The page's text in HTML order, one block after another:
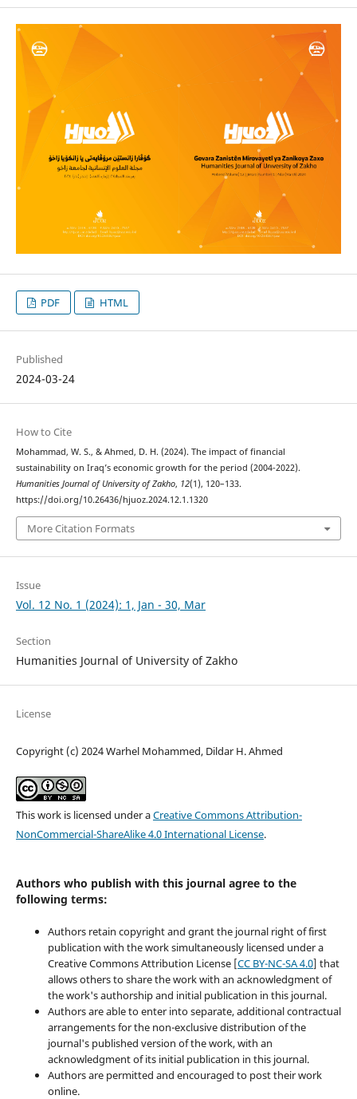
PDF HTML
Published
2024-03-24
How to Cite
Mohammad, W. S., & Ahmed, D. H. (2024). The impact of financial
sustainability on Iraq’s economic growth for the period (2004-2022).
Humanities Journal of University of Zakho, 12(1), 120–133.
https://doi.org/10.26436/hjuoz.2024.12.1.1320
More Citation Formats
Issue
Vol. 12 No. 1 (2024): 1, Jan - 30, Mar
Section
Humanities Journal of University of Zakho
License
Copyright (c) 2024 Warhel Mohammed, Dildar H. Ahmed
This work is licensed under aCreative Commons Attribution-
NonCommercial-ShareAlike 4.0 International License.
Authors who publish with this journal agree to the
following terms:
Authors retain copyright and grant the journal right of first
publication with the work simultaneously licensed under a
Creative Commons Attribution License [CC BY-NC-SA 4.0] that
allows others to share the work with an acknowledgment of
the work's authorship and initial publication in this journal.
Authors are able to enter into separate, additional contractual
arrangements for the non-exclusive distribution of the
journal's published version of the work, with an
acknowledgment of its initial publication in this journal.
Authors are permitted and encouraged to post their work
online.